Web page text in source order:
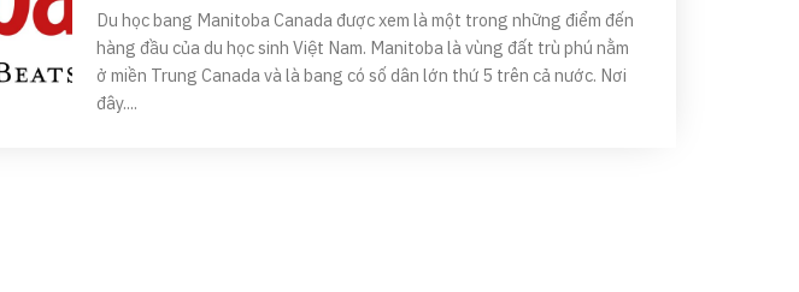
Du học bang Manitoba Canada được xem là một trong những điểm đến
hàng đầu của du học sinh Việt Nam. Manitoba là vùng đất trù phú nằm
ở miền Trung Canada và là bang có số dân lớn thứ 5 trên cả nước. Nơi
đây....